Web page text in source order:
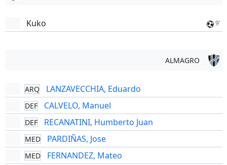
Kuko 9'
ALMAGRO
ARQ LANZAVECCHIA, Eduardo
DEF CALVELO, Manuel
DEF RECANATINI, Humberto Juan
MED PARDIÑAS, Jose
MED FERNANDEZ, Mateo